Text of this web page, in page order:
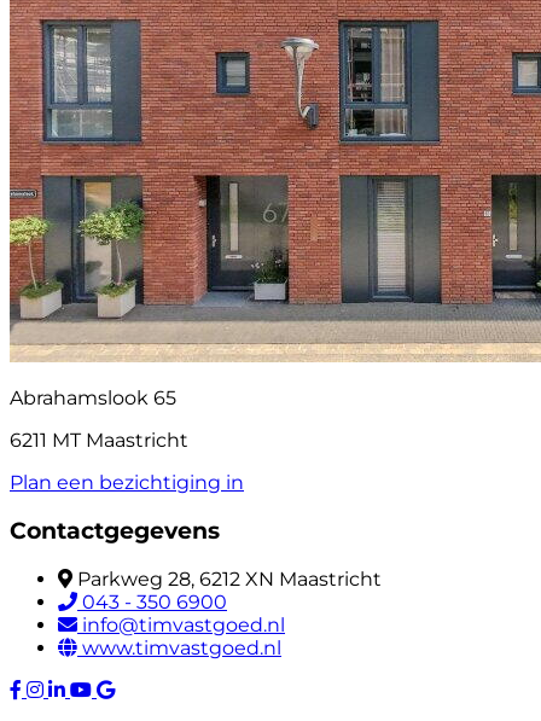
Abrahamslook 65
6211 MT Maastricht
Plan een bezichtiging in
Contactgegevens
Parkweg 28, 6212 XN Maastricht
043 - 350 6900
info@timvastgoed.nl
www.timvastgoed.nl